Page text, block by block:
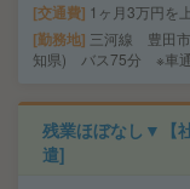
交通費 1ヶ月3万円を
勤務地 三河線 豊田
知県) バス75分 ※車
残業ほぼなし▼【
遣]